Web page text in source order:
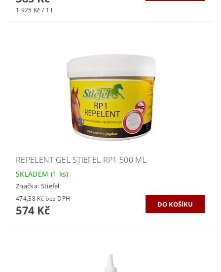
1 925 Kč / 1 l
REPELENT GEL STIEFEL RP1 500 ML
SKLADEM (1 ks)
Značka: Stiefel
474,38 Kč bez DPH
574 Kč